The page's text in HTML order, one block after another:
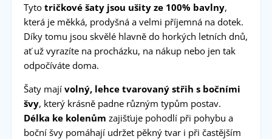
Tyto tričkové šaty jsou ušity ze 100% bavlny,
která je měkká, prodyšná a velmi příjemná na dotek.
Díky tomu jsou skvělé hlavně do horkých letních dnů,
ať už vyrazíte na procházku, na nákup nebo jen tak
odpočíváte doma.
Šaty mají volný, lehce tvarovaný střih s bočními
švy, který krásně padne různým typům postav.
Délka ke kolenům zajišťuje pohodlí při pohybu a
boční švy pomáhají udržet pěkný tvar i při častějším